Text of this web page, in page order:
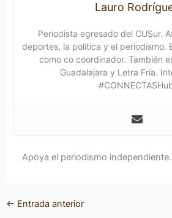
Lauro
Periodista egresado del CUSur.
deportes, la política y el periodismo.
como co coordinador. También
Guadalajara y Letra Fría.
Apoya el periodismo
← Entrada anterior